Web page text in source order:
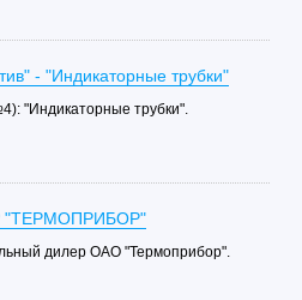
- "Индикаторные трубки"
"Индикаторные трубки".
"ТЕРМОПРИБОР"
дилер ОАО "Термоприбор".